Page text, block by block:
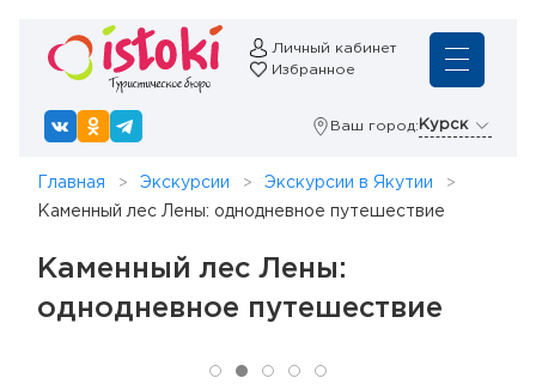
Личный кабинет
Избранное
Ваш город: Курск
Главная Экскурсии
Экскурсии в Якутии
Каменный лес Лены: однодневное путешествие
Каменный лес Лены:
однодневное путешествие